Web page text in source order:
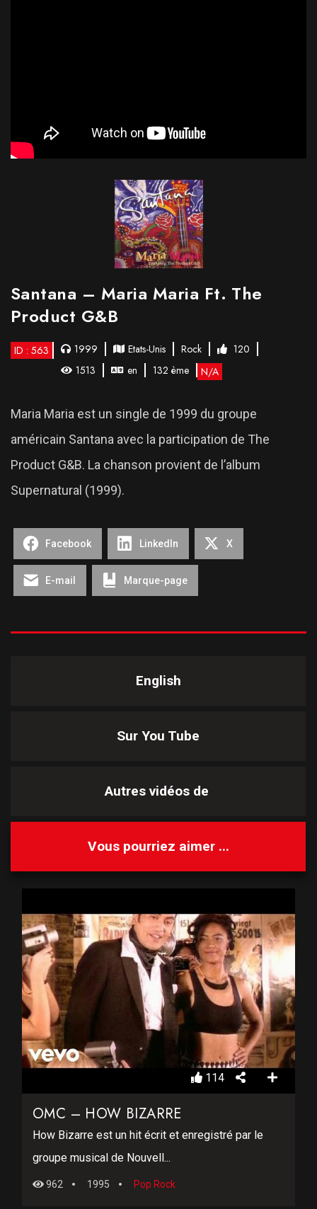
Santana – Maria Maria Ft. The
Product G&B
ID : 563 1999 Etats-Unis Rock
120
1513
en 132 ème N/A
Maria Maria est un single de 1999 du groupe
américain Santana avec la participation de The
Product G&B. La chanson provient de l’album
Supernatural (1999).
Facebook LinkedIn X
E-mail Marque-page
English
Sur You Tube
Autres vidéos de
Vous pourriez aimer ...
114
OMC – HOW BIZARRE
How Bizarre est un hit écrit et enregistré par le
groupe musical de Nouvell...
962 1995 Pop Rock